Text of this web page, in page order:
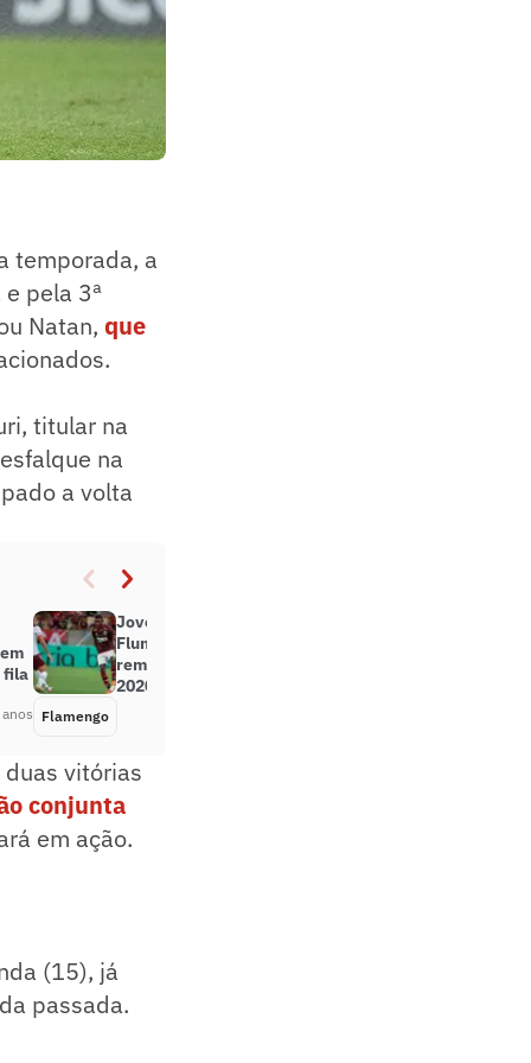
temporada, a
pela 3ª
Natan, que
titular na
na
a volta
fila
Jovens do Flamengo reencontram
Fluminense com seis
remanescentes da derrota de
2020; veja as trocas
Flamengo
vitórias
conjunta
em ação.
(15), já
passada.